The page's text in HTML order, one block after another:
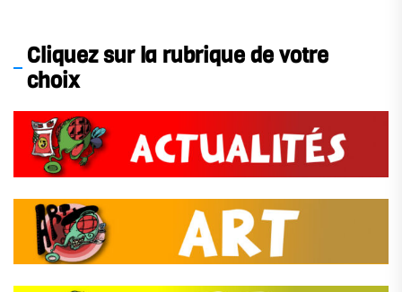
Cliquez sur la rubrique de votre
choix